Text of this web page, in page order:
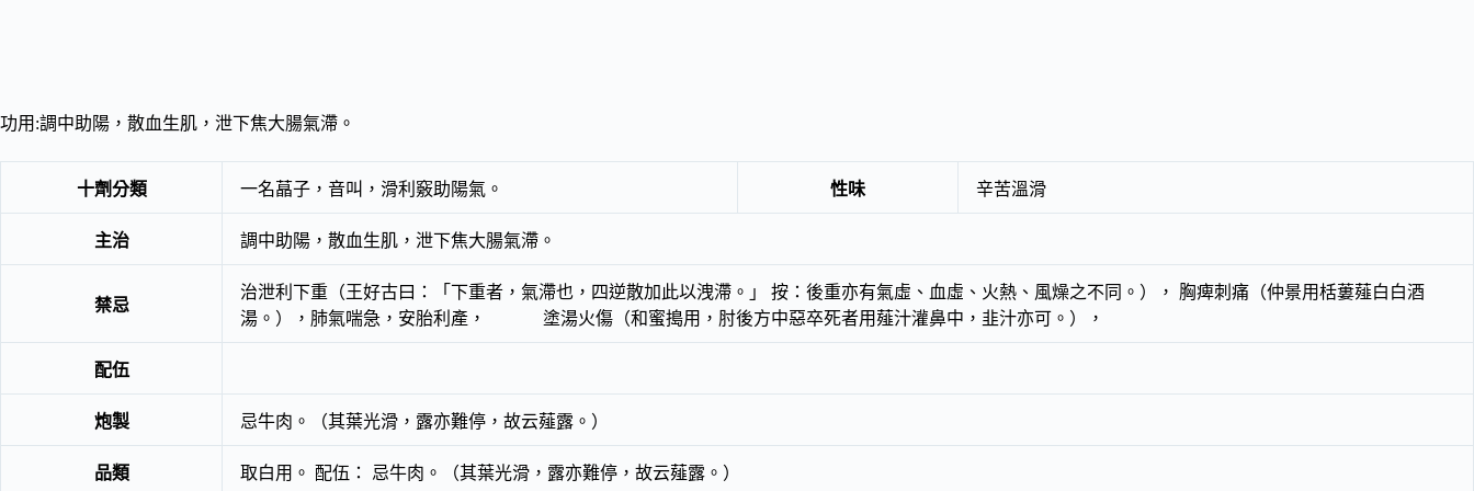
功用:調中助陽，散血生肌，泄下焦大腸氣滯。
十劑分類 一名蕌子，音叫，滑利竅助陽氣。 性味 辛苦溫滑
主治 調中助陽，散血生肌，泄下焦大腸氣滯。
禁忌
治泄利下重（王好古曰：「下重者，氣滯也，四逆散加此以洩滯。」 按：後重亦有氣虛、血虛、火熱、風燥之不同。）， 胸痺刺痛（仲景用栝蔞薤白白酒
湯。），肺氣喘急，安胎利產， 塗湯火傷（和蜜搗用，肘後方中惡卒死者用薤汁灌鼻中，韭汁亦可。），
配伍
炮製 忌牛肉。（其葉光滑，露亦難停，故云薤露。）
品類 取白用。 配伍： 忌牛肉。（其葉光滑，露亦難停，故云薤露。）